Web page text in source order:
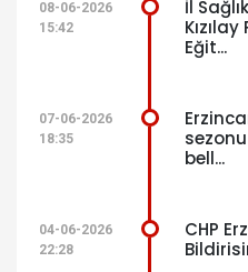
08-06-2026
15:42
İl
Eğit...
07-06-2026
18:35
bell...
04-06-2026
22:28
CHP